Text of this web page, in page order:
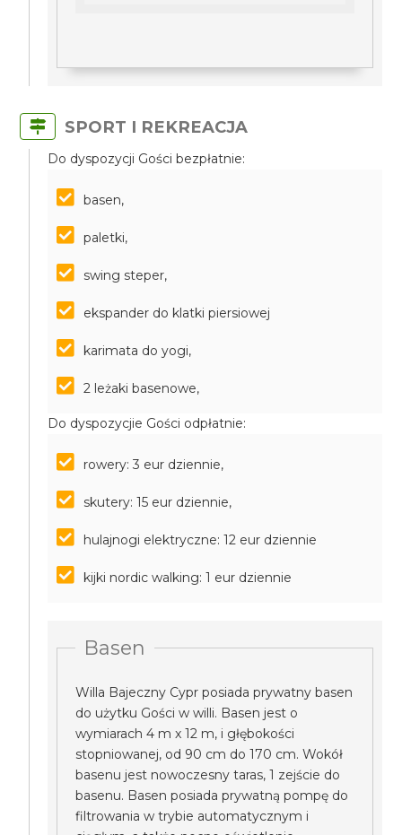
SPORT I REKREACJA
Do dyspozycji Gości bezpłatnie:
basen,
paletki,
swing steper,
ekspander do klatki piersiowej
karimata do yogi,
2 leżaki basenowe,
Do dyspozycjie Gości odpłatnie:
rowery: 3 eur dziennie,
skutery: 15 eur dziennie,
hulajnogi elektryczne: 12 eur dziennie
kijki nordic walking: 1 eur dziennie
Basen
Willa Bajeczny Cypr posiada prywatny basen
do użytku Gości w willi. Basen jest o
wymiarach 4 m x 12 m, i głębokości
stopniowanej, od 90 cm do 170 cm. Wokół
basenu jest nowoczesny taras, 1 zejście do
basenu. Basen posiada prywatną pompę do
filtrowania w trybie automatycznym i